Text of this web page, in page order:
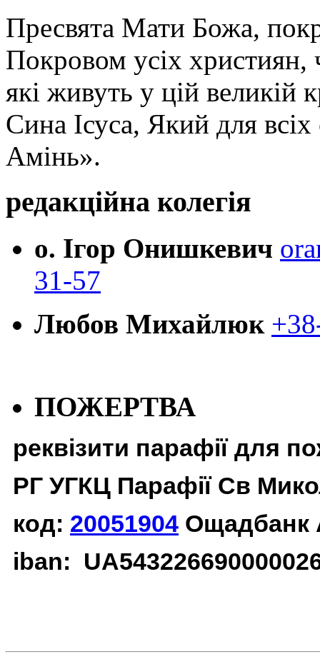
Пресвята Мати Божа,
Покровом усіх християн,
які живуть у цій великій
Сина Ісуса, Який для
Амінь».
редакційна колегія
о. Ігор Онишкевич
31-57
Любов Михайлюк
ПОЖЕРТВА
реквізити парафії для
РГ УГКЦ Парафії Св
код: 20051904 Ощадбанк
iban: